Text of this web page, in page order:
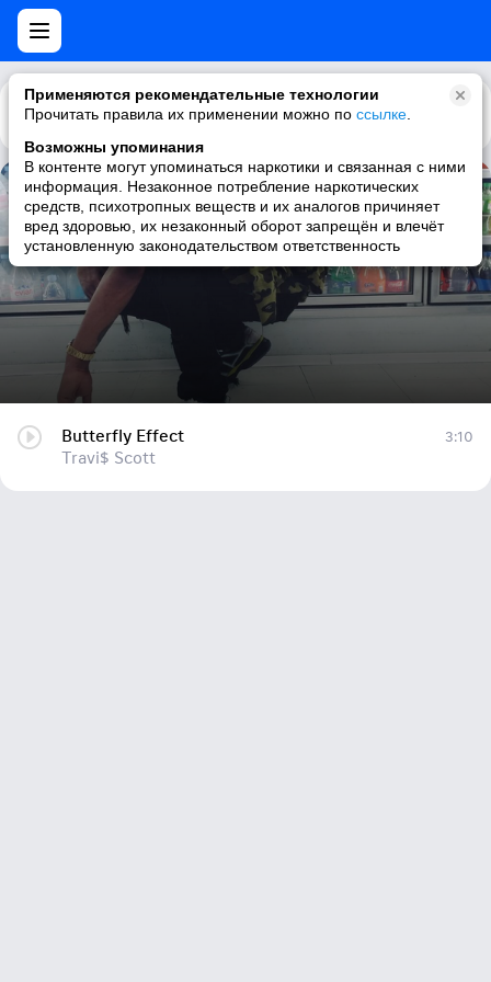
Применяются рекомендательные технологии
Прочитать правила их применении можно по ссылке
Возможны упоминания
В контенте могут упоминаться наркотики и связанная с ними
информация. Незаконное потребление наркотических
средств, психотропных веществ и их аналогов причиняет
вред здоровью, их незаконный оборот запрещён и влечёт
установленную законодательством ответственность
Каталог Рекомендации
Butterfly Effect
Travi$ Scott
Butterfly Effect
Travi$ Scott
3:10